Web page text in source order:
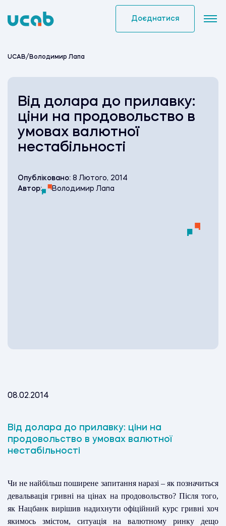
to
Доєднатися
UCAB/ Володимир Лапа
Від долара до прилавку:
ціни на продовольство в
умовах валютної
нестабільності
Опубліковано: 8 Лютого, 2014
Автор:
Володимир Лапа
08.02.2014
Від долара до прилавку: ціни на
продовольство в умовах валютної
нестабільності
Чи не найбільш поширене запитання наразі – як позначиться
девальвація гривні на цінах на продовольство? Після того,
як Нацбанк вирішив надихнути офіційний курс гривні хоч
якимось змістом, ситуація на валютному ринку дещо